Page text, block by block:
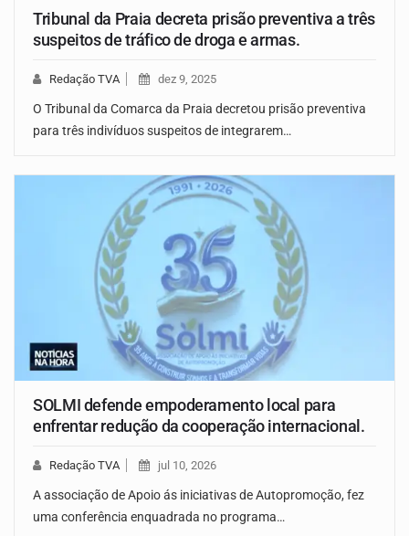
Tribunal da Praia decreta prisão preventiva a três
suspeitos de tráfico de droga e armas.
Redação TVA dez 9, 2025
O Tribunal da Comarca da Praia decretou prisão preventiva
para três indivíduos suspeitos de integrarem…
SOLMI defende empoderamento local para
enfrentar redução da cooperação internacional.
Redação TVA jul 10, 2026
A associação de Apoio ás iniciativas de Autopromoção, fez
uma conferência enquadrada no programa…